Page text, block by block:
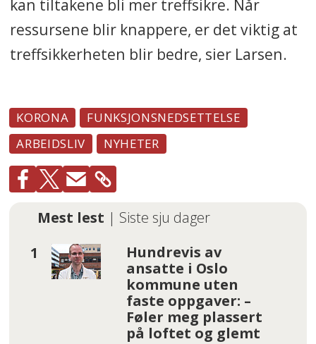
kan tiltakene bli mer treffsikre. Når
ressursene blir knappere, er det viktig at
treffsikkerheten blir bedre, sier Larsen.
KORONA
FUNKSJONSNEDSETTELSE
ARBEIDSLIV
NYHETER
Mest lest | Siste sju dager
Hundrevis av
ansatte i Oslo
kommune uten
faste oppgaver: –
Føler meg plassert
på loftet og glemt